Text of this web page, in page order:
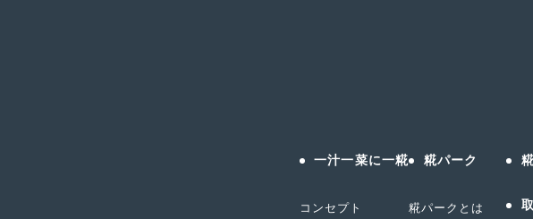
一汁一菜に一糀
コンセプト
糀パーク
糀パークとは